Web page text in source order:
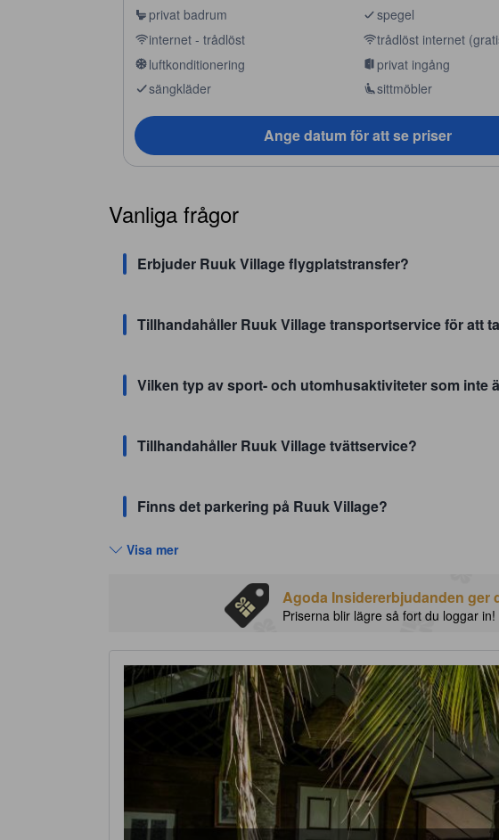
privat badrum spegel
internet - trådlöst trådlöst internet
luftkonditionering privat ingång
sängkläder sittmöbler
Ange datum för att se priser
Vanliga frågor
Erbjuder Ruuk Village flygplatstransfer?
Tillhandahåller Ruuk Village transportservice för att
Vilken typ av sport- och utomhusaktiviteter som inte
Tillhandahåller Ruuk Village tvättservice?
Finns det parkering på Ruuk Village?
Visa mer
Agoda Insidererbjudanden ger
Priserna blir lägre så fort du loggar in!